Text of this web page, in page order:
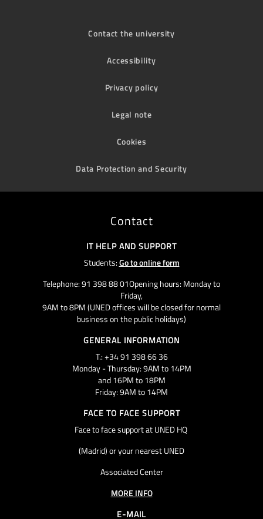
Contact the university
Accessibility
Privacy policy
Legal note
Cookies
Data Protection and Security
Contact
IT HELP AND SUPPORT
Students:Go to online form
Telephone: 91 398 88 01Opening hours: Monday to
Friday,
9AM to 8PM (UNED offices will be closed for normal
business on the public holidays)
GENERAL INFORMATION
T.: +34 91 398 66 36
Monday - Thursday: 9AM to 14PM
and 16PM to 18PM
Friday: 9AM to 14PM
FACE TO FACE SUPPORT
Face to face support at UNED HQ
(Madrid) or your nearest UNED
Associated Center
MORE INFO
E-MAIL